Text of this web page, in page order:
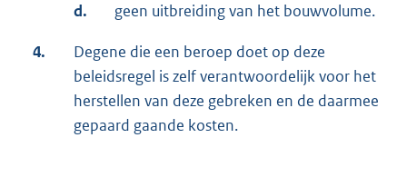
d. geen uitbreiding van het bouwvolume.
4.
Degene die een beroep doet op deze
beleidsregel is zelf verantwoordelijk voor het
herstellen van deze gebreken en de daarmee
gepaard gaande kosten.